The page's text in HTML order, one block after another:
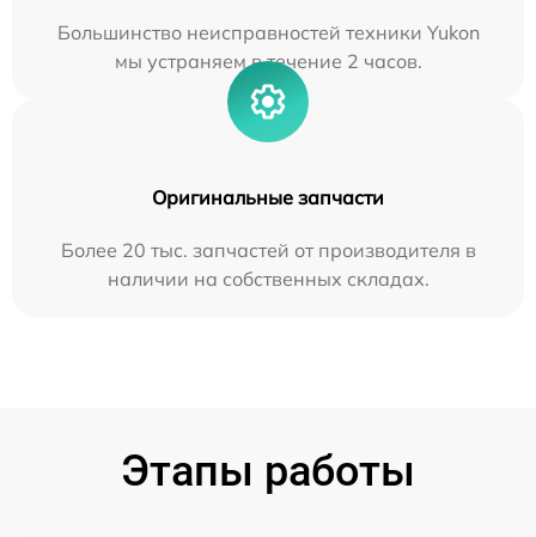
Большинство неисправностей техники Yukon
мы устраняем в течение 2 часов.
Оригинальные запчасти
Более 20 тыс. запчастей от производителя в
наличии на собственных складах.
Этапы работы